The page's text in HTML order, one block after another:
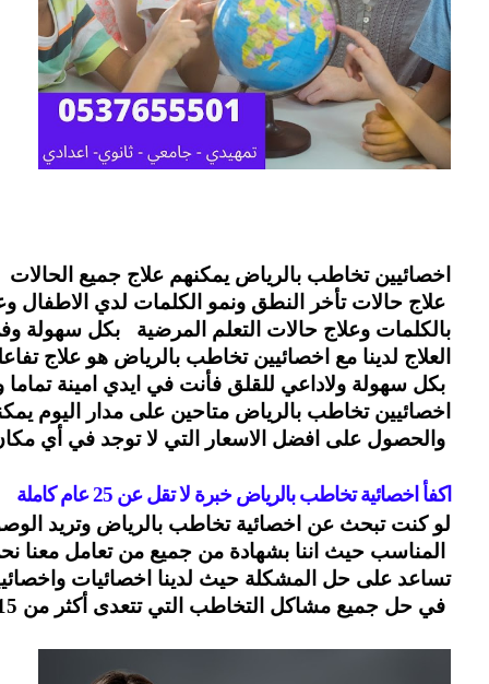
اخصائيين تخاطب بالرياض يمكنهم علاج جميع
علاج حالات تأخر النطق ونمو الكلمات لدي الاطفال
بالكلمات وعلاج حالات التعلم المرضية   بكل سهولة
العلاج لدينا مع اخصائيين تخاطب بالرياض هو علاج
بكل سهولة ولاداعي للقلق فأنت في ايدي امينة
اخصائيين تخاطب بالرياض متاحين على مدار اليوم
والحصول على افضل الاسعار التي لا توجد في أي
اكفأ اخصائية تخاطب بالرياض خبرة لا تقل عن 25 عام كاملة
لو كنت تبحث عن اخصائية تخاطب بالرياض وتريد
المناسب حيث اننا بشهادة من جميع من تعامل معنا
تساعد على حل المشكلة حيث لدينا اخصائيات
في حل جميع مشاكل التخاطب التي تتعدى أكثر من 15 عام.